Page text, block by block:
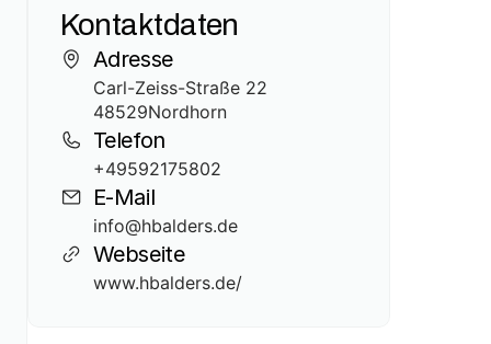
Kontaktdaten
Adresse
Carl-Zeiss-Straße 22
48529Nordhorn
Telefon
+49592175802
E-Mail
info@hbalders.de
Webseite
www.hbalders.de/